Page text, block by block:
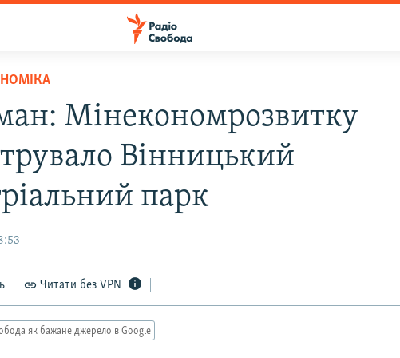
Мінекономрозвитку
Вінницький
парк
Читати без VPN
як бажане джерело в Google